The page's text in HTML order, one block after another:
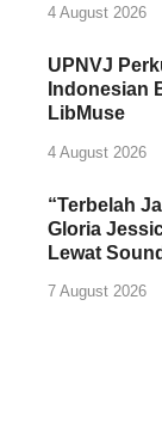
4 August 2026
UPNVJ
Indonesian
LibMuse
4 August 2026
“Terbelah
Gloria
Lewat
7 August 2026